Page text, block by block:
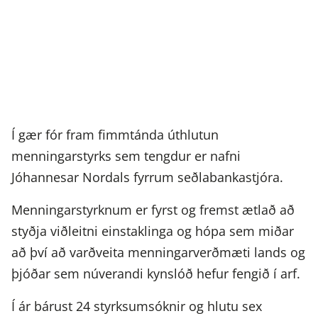
Í gær fór fram fimmtánda úthlutun
menningarstyrks sem tengdur er nafni
Jóhannesar Nordals fyrrum seðlabankastjóra.
Menningarstyrknum er fyrst og fremst ætlað að
styðja viðleitni einstaklinga og hópa sem miðar
að því að varðveita menningarverðmæti lands og
þjóðar sem núverandi kynslóð hefur fengið í arf.
Í ár bárust 24 styrksumsóknir og hlutu sex